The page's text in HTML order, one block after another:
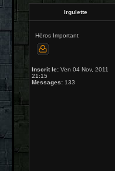
Irgulette
Héros Important
Inscrit le: Ven 04 Nov, 2011
21:15
Messages: 133